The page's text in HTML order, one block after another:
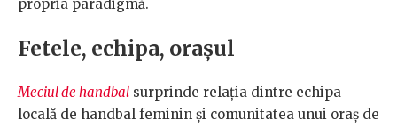
propria paradigmă.
Fetele, echipa, orașul
Meciul de handbal surprinde relația dintre echipa
locală de handbal feminin și comunitatea unui oraș de